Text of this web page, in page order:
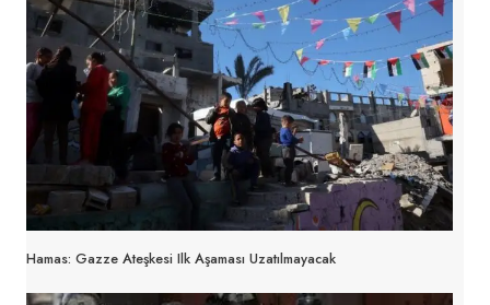
Hamas: Gazze Ateşkesi Ilk Aşaması Uzatılmayacak